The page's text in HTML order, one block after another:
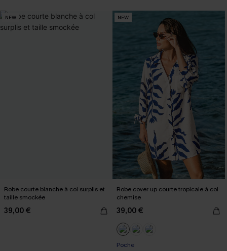
NEW
Robe courte blanche à col surplis et
taille smockée
39,00 €
NEW
Robe cover up courte tropicale à col
chemise
39,00 €
Poche